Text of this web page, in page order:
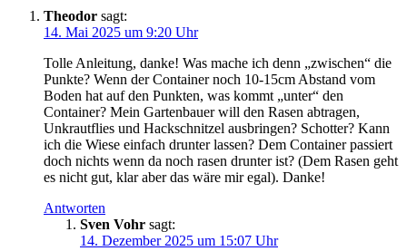
Theodor sagt:
14. Mai 2025 um 9:20 Uhr
Tolle Anleitung, danke! Was mache ich denn „zwischen“ die
Punkte? Wenn der Container noch 10-15cm Abstand vom
Boden hat auf den Punkten, was kommt „unter“ den
Container? Mein Gartenbauer will den Rasen abtragen,
Unkrautflies und Hackschnitzel ausbringen? Schotter? Kann
ich die Wiese einfach drunter lassen? Dem Container passiert
doch nichts wenn da noch rasen drunter ist? (Dem Rasen geht
es nicht gut, klar aber das wäre mir egal). Danke!
Antworten
Sven Vohr sagt:
14. Dezember 2025 um 15:07 Uhr